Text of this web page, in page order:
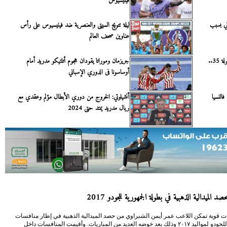
بسبب
ليلة تتويج السيتى والعنصرية ضد فينيسيوس على رأس
عناوين صحف العالم
ترتيب الدوري الإسباني بعد انتهاء الجولة 35..
جريزمان وموراتا يقودان هجوم أتلتيكو مدريد أمام
أوساسونا فى الدوري الإسباني
أنشيلوتي: الخروج من دوري الأبطال مؤلم وعقدي مع
ريال مدريد يمتد حتى 2024
الميدالية الذهبية في بطولة الجمهورية للجودو 2017
قوية تمكن اللاعب عمر أيمن الشبراوي من حصد الميدالية الذهبية في إطار منافسات
الجمهورية للحودو لمواليد ٢٠١٧ وذلك بعد خوضه العديد من المباريات. وأقيمت المنافسات داخل